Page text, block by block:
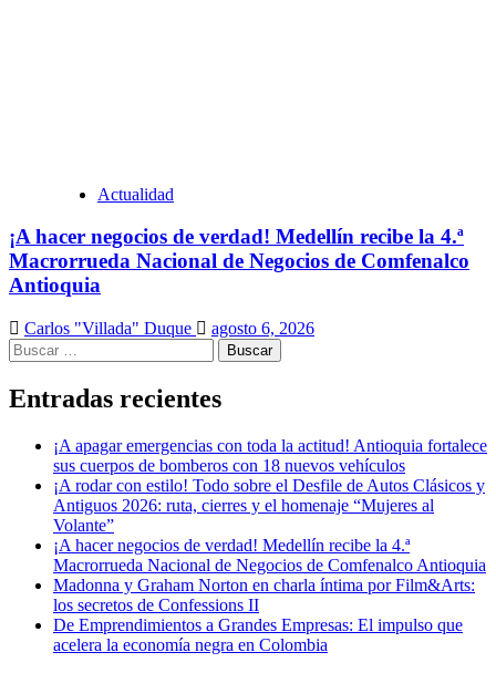
Actualidad
¡A hacer negocios de verdad! Medellín recibe la 4.ª
Macrorrueda Nacional de Negocios de Comfenalco
Antioquia
Carlos "Villada" Duque
agosto 6, 2026
Buscar:
Entradas recientes
¡A apagar emergencias con toda la actitud! Antioquia fortalece
sus cuerpos de bomberos con 18 nuevos vehículos
¡A rodar con estilo! Todo sobre el Desfile de Autos Clásicos y
Antiguos 2026: ruta, cierres y el homenaje “Mujeres al
Volante”
¡A hacer negocios de verdad! Medellín recibe la 4.ª
Macrorrueda Nacional de Negocios de Comfenalco Antioquia
Madonna y Graham Norton en charla íntima por Film&Arts:
los secretos de Confessions II
De Emprendimientos a Grandes Empresas: El impulso que
acelera la economía negra en Colombia